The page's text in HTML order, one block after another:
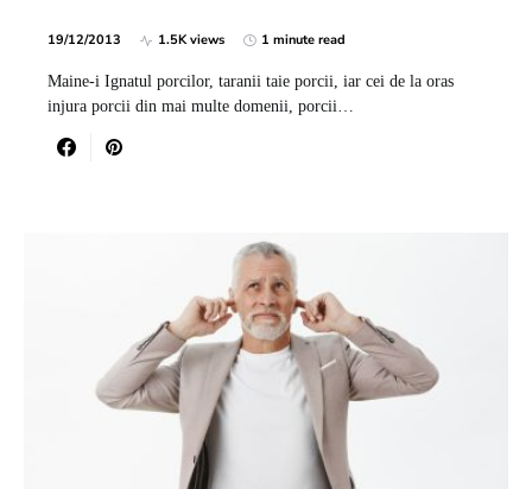
19/12/2013 1.5K views 1 minute read
Maine-i Ignatul porcilor, taranii taie porcii, iar cei de la oras
injura porcii din mai multe domenii, porcii…